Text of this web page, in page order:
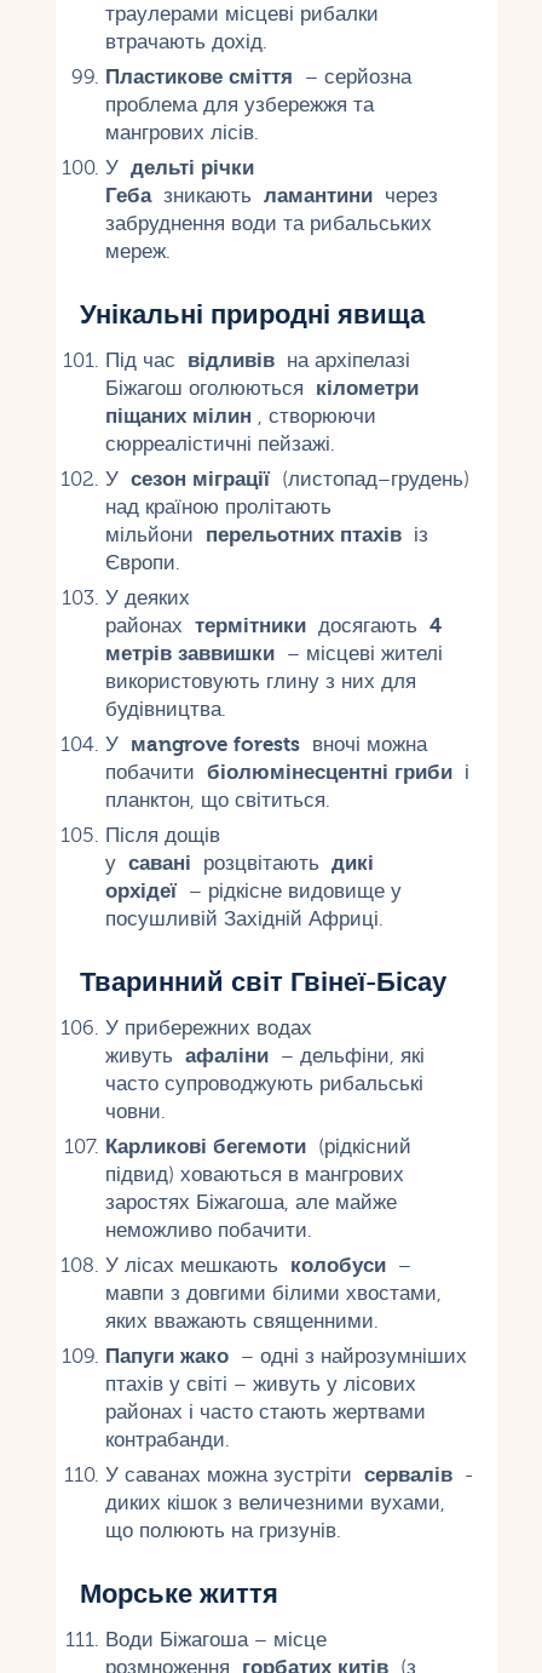
траулерами місцеві рибалки
втрачають дохід.
Пластикове сміття – серйозна
проблема для узбережжя та
мангрових лісів.
У дельті річки
Гебазникають ламантиничерез
забруднення води та рибальських
мереж.
Унікальні природні явища
Під час відливівна архіпелазі
Біжагош оголюються кілометри
піщаних мілин , створюючи
сюрреалістичні пейзажі.
У сезон міграції(листопад–грудень)
над країною пролітають
мільйони перельотних птахівіз
Європи.
У деяких
районах термітникидосягають 4
метрів заввишки– місцеві жителі
використовують глину з них для
будівництва.
У мangrove forestsвночі можна
побачити біолюмінесцентні грибиі
планктон, що світиться.
Після дощів
у савані розцвітають дикі
орхідеї– рідкісне видовище у
посушливій Західній Африці.
Тваринний світ Гвінеї-Бісау
У прибережних водах
живуть афаліни– дельфіни, які
часто супроводжують рибальські
човни.
Карликові бегемоти(рідкісний
підвид) ховаються в мангрових
заростях Біжагоша, але майже
неможливо побачити.
У лісах мешкають колобуси–
мавпи з довгими білими хвостами,
яких вважають священними.
Папуги жако– одні з найрозумніших
птахів у світі – живуть у лісових
районах і часто стають жертвами
контрабанди.
У саванах можна зустріти сервалів-
диких кішок з величезними вухами,
що полюють на гризунів.
Морське життя
Води Біжагоша – місце
розмноження горбатих китів(з